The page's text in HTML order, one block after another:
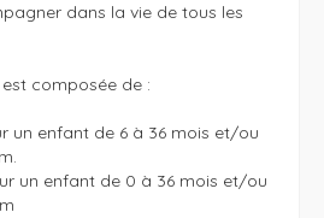
dans la vie de tous les
composée de :
un enfant de 6 à 36 mois et/ou
un enfant de 0 à 36 mois et/ou